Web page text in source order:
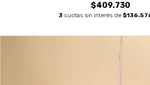
$409.730
3 cuotas sin interés de